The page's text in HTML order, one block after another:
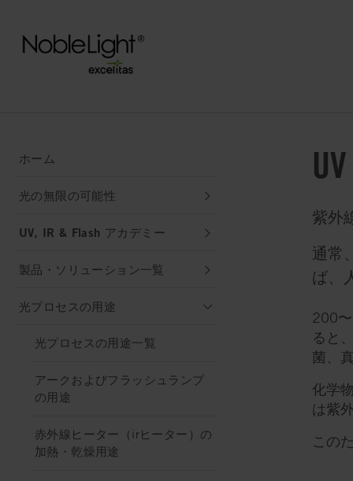
ホーム
光の無限の可能性
UV, IR & Flash アカデミー
製品・ソリューション一覧
光プロセスの用途
光プロセスの用途一覧
アークおよびフラッシュランプ
の用途
赤外線ヒーター（irヒーター）の
加熱・乾燥用途
紫外
通常
ば、
200
ると
菌、
化学
は紫
この